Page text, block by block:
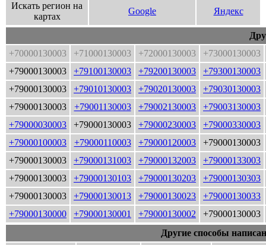
Искать регион на
картах
Google Яндекс
+70000130003
+71000130003 +72000130003
+73000130003
+79000130003
+79100130003 +79200130003
+79300130003
+79000130003
+79010130003 +79020130003
+79030130003
+79000130003
+79001130003 +79002130003
+79003130003
+79000030003
+79000130003 +79000230003
+79000330003
+79000100003
+79000110003 +79000120003
+79000130003
+79000130003
+79000131003 +79000132003
+79000133003
+79000130003
+79000130103 +79000130203
+79000130303
+79000130003
+79000130013 +79000130023
+79000130033
+79000130000
+79000130001 +79000130002
+79000130003
Другие способы